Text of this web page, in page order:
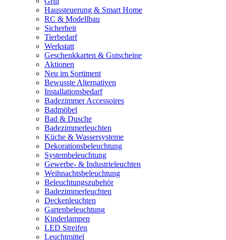
Haussteuerung & Smart Home
RC & Modellbau
Sicherheit
Tierbedarf
Werkstatt
Geschenkkarten & Gutscheine
Aktionen
Neu im Sortiment
Bewusste Alternativen
Installationsbedarf
Badezimmer Accessoires
Badmöbel
Bad & Dusche
Badezimmerleuchten
Küche & Wassersysteme
Dekorationsbeleuchtung
Systembeleuchtung
Gewerbe- & Industrieleuchten
Weihnachtsbeleuchtung
Beleuchtungszubehör
Badezimmerleuchten
Deckenleuchten
Gartenbeleuchtung
Kinderlampen
LED Streifen
Leuchtmittel